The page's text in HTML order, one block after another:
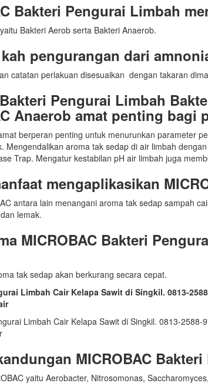
Bakteri Pengurai Limbah
Bakteri Aerob serta Bakteri Anaerob.
pengurangan dari
catatan perlakuan disesuaikan dengan takaran
Pengurai Limbah
Anaerob amat penting bagi
berperan penting untuk menurunkan parameter
Mengendalikan aroma tak sedap di air limbah
Trap. Mengatur kestabilan pH air limbah juga
mengaplikasikan
antara lain menangani aroma tak sedap sampah
lemak.
MICROBAC Bakteri
tak sedap akan berkurang secara cepat.
Limbah Cair Kelapa Sawit di Singkil. 0813-
MICROBAC
yaitu Aerobacter, Nitrosomonas,